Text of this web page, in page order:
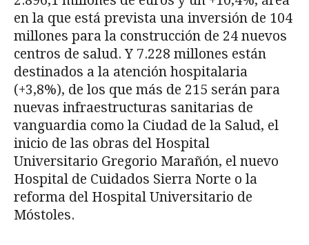
en la que está prevista una inversión de 104
millones para la construcción de 24 nuevos
centros de salud. Y 7.228 millones están
destinados a la atención hospitalaria
(+3,8%), de los que más de 215 serán para
nuevas infraestructuras sanitarias de
vanguardia como la Ciudad de la Salud, el
inicio de las obras del Hospital
Universitario Gregorio Marañón, el nuevo
Hospital de Cuidados Sierra Norte o la
reforma del Hospital Universitario de
Móstoles.